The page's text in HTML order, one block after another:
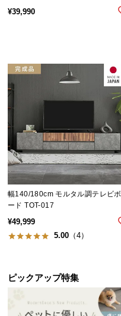
o.,
¥39,990
幅140/180cm モルタル調テレビボ
ード TOT-017
¥49,999
5.00 （4）
ピックアップ特集